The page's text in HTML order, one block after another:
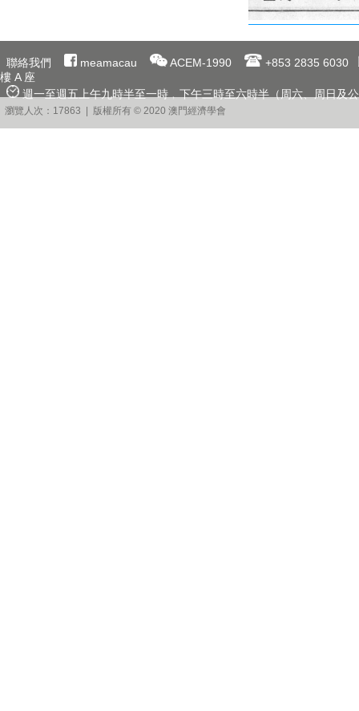
聯絡我們 meamacau ACEM-1990
+853 2835 6030
樓 A 座
週一至週五上午九時半至一時﹐下午三時至六時半（周六、周日及
瀏覽人次：17863 | 版權所有 © 2020 澳門經濟學會